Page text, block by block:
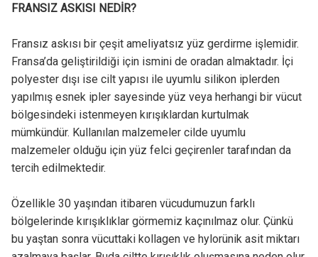
FRANSIZ ASKISI NEDİR?
Fransız askısı bir çeşit ameliyatsız yüz gerdirme işlemidir.
Fransa’da geliştirildiği için ismini de oradan almaktadır. İçi
polyester dışı ise cilt yapısı ile uyumlu silikon iplerden
yapılmış esnek ipler sayesinde yüz veya herhangi bir vücut
bölgesindeki istenmeyen kırışıklardan kurtulmak
mümkündür. Kullanılan malzemeler cilde uyumlu
malzemeler olduğu için yüz felci geçirenler tarafından da
tercih edilmektedir.
Özellikle 30 yaşından itibaren vücudumuzun farklı
bölgelerinde kırışıklıklar görmemiz kaçınılmaz olur. Çünkü
bu yaştan sonra vücuttaki kollagen ve hylorünik asit miktarı